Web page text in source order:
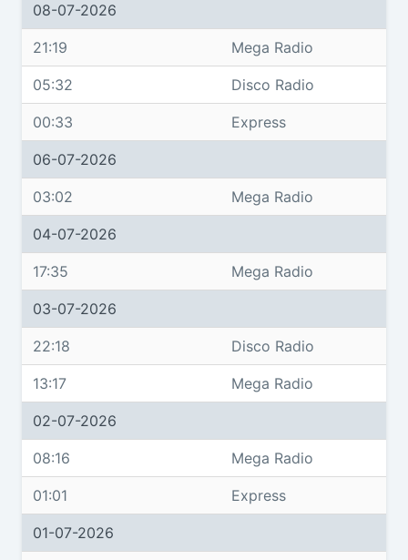
08-07-2026
21:19 Mega Radio
05:32 Disco Radio
00:33 Express
06-07-2026
03:02 Mega Radio
04-07-2026
17:35 Mega Radio
03-07-2026
22:18 Disco Radio
13:17 Mega Radio
02-07-2026
08:16 Mega Radio
01:01 Express
01-07-2026